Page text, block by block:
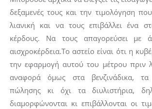
δεξαμενές τους και την τιμολόγηση
λιανική και να τους επιβάλλει ένα
κέρδους. Να τους απαγορεύσει με
αισχροκέρδεια.Το αστείο είναι ότι η
την εφαρμογή αυτού του μέτρου πριν
αναφορά όμως στα βενζινάδικα, τα
πώλησης κι όχι τα διυλιστήρια,
διαμορφώνονται κι επιβάλλονται οι